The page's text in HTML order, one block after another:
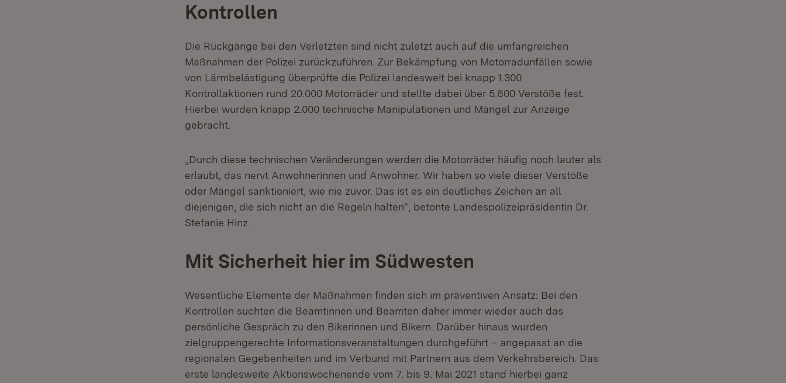
Kontrollen
Die Rückgänge bei den Verletzten sind nicht zuletzt auch auf die umfangreichen
Maßnahmen der Polizei zurückzuführen. Zur Bekämpfung von Motorradunfällen sowie
von Lärmbelästigung überprüfte die Polizei landesweit bei knapp 1.300
Kontrollaktionen rund 20.000 Motorräder und stellte dabei über 5.600 Verstöße fest.
Hierbei wurden knapp 2.000 technische Manipulationen und Mängel zur Anzeige
gebracht.
„Durch diese technischen Veränderungen werden die Motorräder häufig noch lauter als
erlaubt, das nervt Anwohnerinnen und Anwohner. Wir haben so viele dieser Verstöße
oder Mängel sanktioniert, wie nie zuvor. Das ist es ein deutliches Zeichen an all
diejenigen, die sich nicht an die Regeln halten“, betonte Landespolizeipräsidentin Dr.
Stefanie Hinz.
Mit Sicherheit hier im Südwesten
Wesentliche Elemente der Maßnahmen finden sich im präventiven Ansatz: Bei den
Kontrollen suchten die Beamtinnen und Beamten daher immer wieder auch das
persönliche Gespräch zu den Bikerinnen und Bikern. Darüber hinaus wurden
zielgruppengerechte Informationsveranstaltungen durchgeführt – angepasst an die
regionalen Gegebenheiten und im Verbund mit Partnern aus dem Verkehrsbereich. Das
erste landesweite Aktionswochenende vom 7. bis 9. Mai 2021 stand hierbei ganz